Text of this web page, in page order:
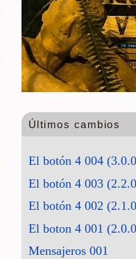
Últimos cambios
El botón 4 004
El botón 4 003
El botón 4 002
El boton 4 001
Mensajeros 001